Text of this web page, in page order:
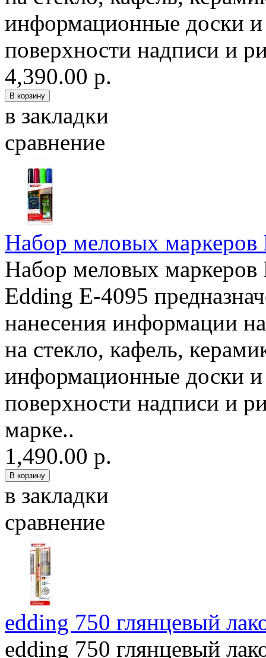
информационные доски
поверхности надписи и
4,390.00 р.
в закладки
сравнение
Набор меловых
Набор меловых
Edding E-4095
нанесения информации
на стекло, кафель,
информационные доски
поверхности надписи и
марке..
1,490.00 р.
в закладки
сравнение
edding 750 глянцевый
edding 750 глянцевый